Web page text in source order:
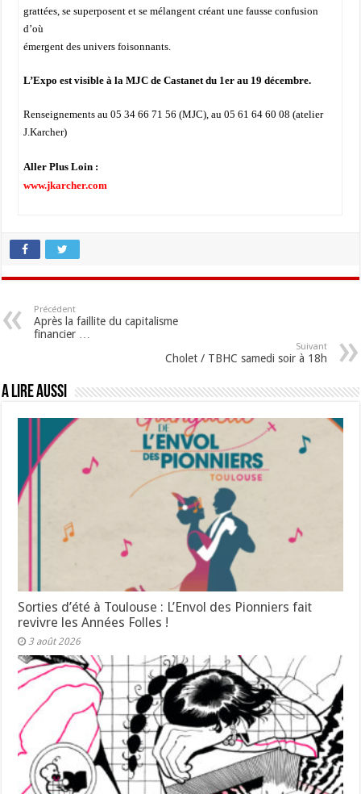
grattées, se superposent et se mélangent créant une fausse confusion
d’où
émergent des univers foisonnants.
L’Expo est visible à la MJC de Castanet du 1er au 19 décembre.
Renseignements au 05 34 66 71 56 (MJC), au 05 61 64 60 08 (atelier
J.Karcher)
Aller Plus Loin :
www.jkarcher.com
Précédent
Après la faillite du capitalisme
financier …
Suivant
Cholet / TBHC samedi soir à 18h
A lire aussi
Sorties d’été à Toulouse : L’Envol des Pionniers fait
revivre les Années Folles !
3 août 2026